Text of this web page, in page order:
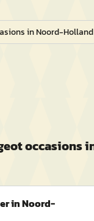
inNoord-Holland
occasions
in Noord-